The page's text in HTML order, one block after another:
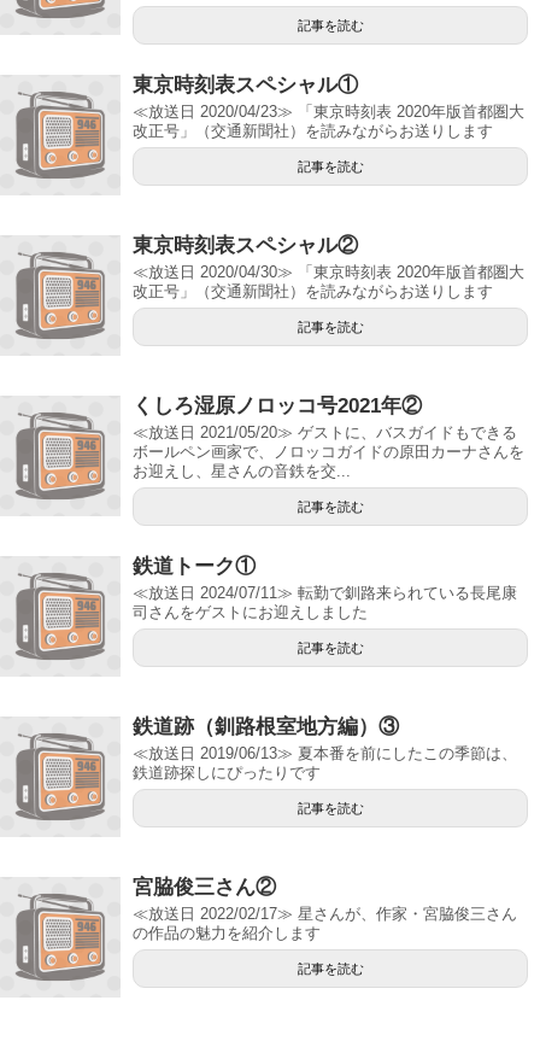
記事を読む
東京時刻表スペシャル①
≪放送日 2020/04/23≫ 「東京時刻表 2020年版首都圏大
改正号」（交通新聞社）を読みながらお送りします
記事を読む
東京時刻表スペシャル②
≪放送日 2020/04/30≫ 「東京時刻表 2020年版首都圏大
改正号」（交通新聞社）を読みながらお送りします
記事を読む
くしろ湿原ノロッコ号2021年②
≪放送日 2021/05/20≫ ゲストに、バスガイドもできる
ボールペン画家で、ノロッコガイドの原田カーナさんを
お迎えし、星さんの音鉄を交...
記事を読む
鉄道トーク①
≪放送日 2024/07/11≫ 転勤で釧路来られている長尾康
司さんをゲストにお迎えしました
記事を読む
鉄道跡（釧路根室地方編）③
≪放送日 2019/06/13≫ 夏本番を前にしたこの季節は、
鉄道跡探しにぴったりです
記事を読む
宮脇俊三さん②
≪放送日 2022/02/17≫ 星さんが、作家・宮脇俊三さん
の作品の魅力を紹介します
記事を読む